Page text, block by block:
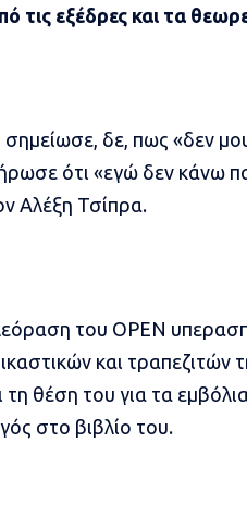
τις εξέδρες και τα
δε, πως «δεν
ότι «εγώ δεν κάνω
Αλέξη Τσίπρα.
του ΟΡΕΝ
και τραπεζιτών
τη θέση του για τα
στο βιβλίο του.